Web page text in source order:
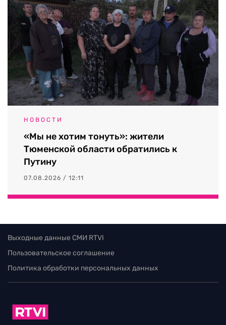
НОВОСТИ
«Мы не хотим тонуть»: жители
Тюменской области обратились к
Путину
07.08.2026 / 12:11
Выходные данные СМИ RTVI
Пользовательское соглашение
Политика обработки персональных данных